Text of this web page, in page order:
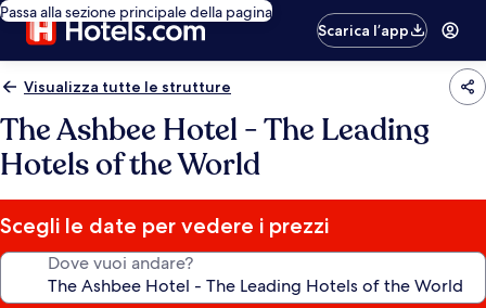
Passa alla sezione principale della pagina
Scarica l’app
Visualizza tutte le strutture
The Ashbee Hotel - The Leading
Hotels of the World
Scegli le date per vedere i prezzi
Dove vuoi andare?